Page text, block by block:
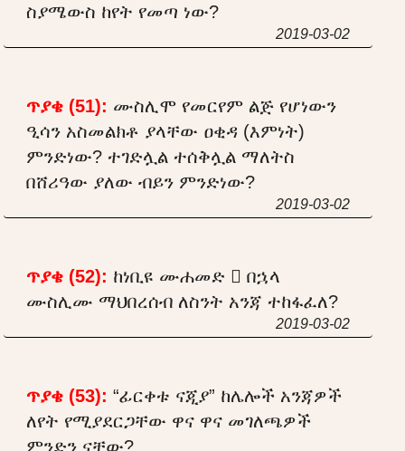
ስያሜውስ ከየት የመጣ ነው?
2019-03-02
ጥያቄ (51): ሙስሊሞ የመርየም ልጅ የሆነውን
ዒሳን አስመልክቶ ያላቸው ዐቂዳ (እምነት)
ምንድነው? ተገድሏል ተሰቅሏል ማለትስ
በሸሪዓው ያለው ብይን ምንድነው?
2019-03-02
ጥያቄ (52): ከነቢዩ ሙሐመድ  በኋላ
ሙስሊሙ ማህበረሰብ ለስንት አንጃ ተከፋፈለ?
2019-03-02
ጥያቄ (53): “ፊርቀቱ ናጂያ” ከሌሎች አንጃዎች
ለየት የሚያደርጋቸው ዋና ዋና መገለጫዎች
ምንድን ናቸው?